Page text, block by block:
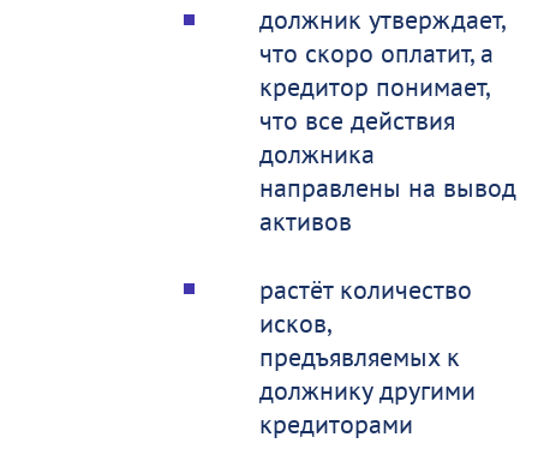
должник утверждает,
что скоро оплатит, а
кредитор понимает,
что все действия
должника
направлены на вывод
активов
растёт количество
исков,
предъявляемых к
должнику другими
кредиторами